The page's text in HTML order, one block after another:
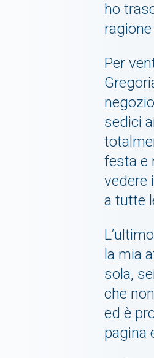
ho
Per
sedici
festa e
vedere
a tutte
la mia
sola,
che
ed è
pagina